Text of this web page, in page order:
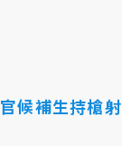
候補生持槍射